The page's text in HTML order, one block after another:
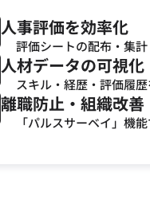
人事評価を効率化
評価シートの配布・集
人材データの可視化
スキル・経歴・評価履
離職防止・組織改善
「パルスサーベイ」機